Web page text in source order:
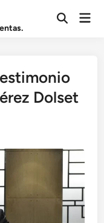
Abrir
Dolset